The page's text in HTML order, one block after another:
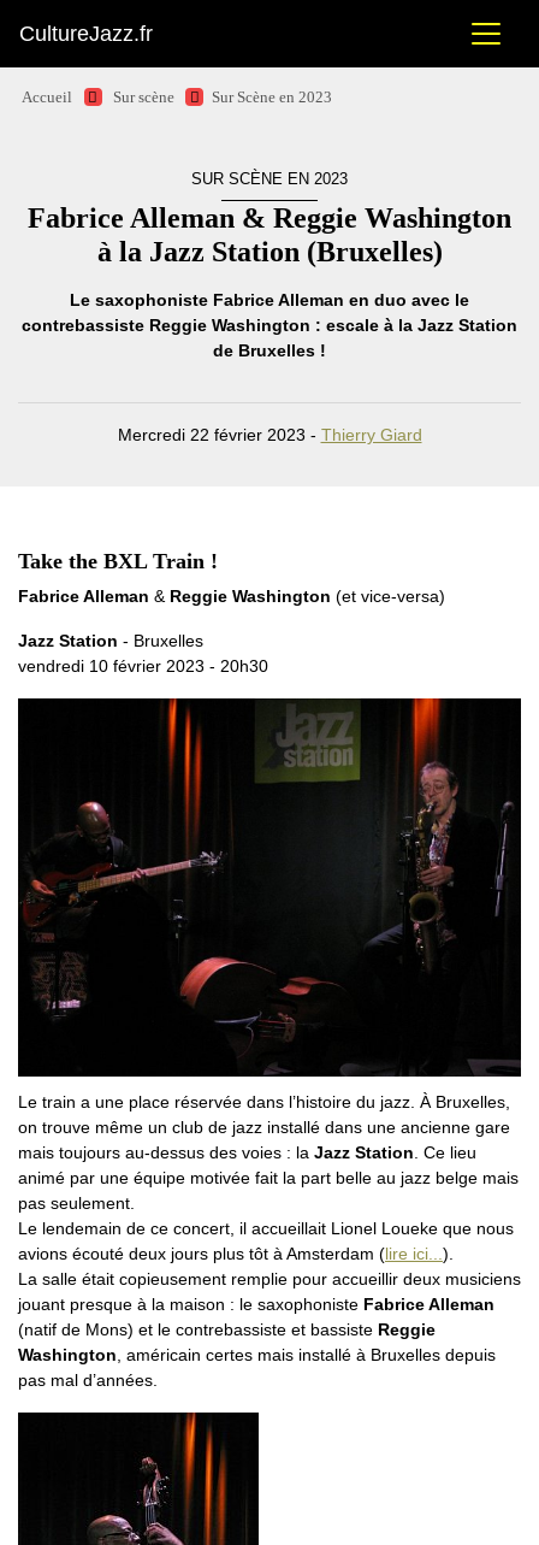
CultureJazz.fr
Accueil Sur scène Sur Scène en 2023
SUR SCÈNE EN 2023
Fabrice Alleman & Reggie Washington
à la Jazz Station (Bruxelles)
Le saxophoniste Fabrice Alleman en duo avec le
contrebassiste Reggie Washington : escale à la Jazz Station
de Bruxelles !
Mercredi 22 février 2023 - Thierry Giard
Take the BXL Train !
Fabrice Alleman & Reggie Washington (et vice-versa)
Jazz Station - Bruxelles
vendredi 10 février 2023 - 20h30
Le train a une place réservée dans l’histoire du jazz. À Bruxelles,
on trouve même un club de jazz installé dans une ancienne gare
mais toujours au-dessus des voies : la Jazz Station . Ce lieu
animé par une équipe motivée fait la part belle au jazz belge mais
pas seulement.
Le lendemain de ce concert, il accueillait Lionel Loueke que nous
avions écouté deux jours plus tôt à Amsterdam (lire ici... ).
La salle était copieusement remplie pour accueillir deux musiciens
jouant presque à la maison : le saxophoniste Fabrice Alleman
(natif de Mons) et le contrebassiste et bassiste Reggie
Washington , américain certes mais installé à Bruxelles depuis
pas mal d’années.